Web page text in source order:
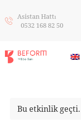
Asistan Hattı
0532 168 82 50
Bu etkinlik geçti.